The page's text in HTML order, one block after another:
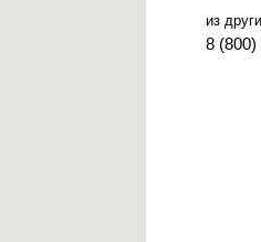
из
8 (800)